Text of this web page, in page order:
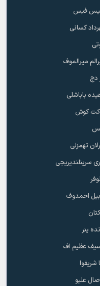
فیس
کسانی
میرالموف
دج
باباشلی
کوش
تهمزلی
سرینلندیریجی
احمدوف
ینر
عظیم اف
شریفوا
علیو